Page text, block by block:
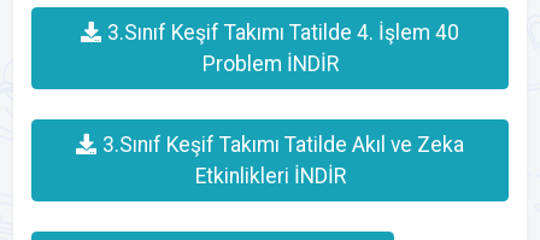
3.Sınıf Keşif Takımı Tatilde 4. İşlem 40
Problem İNDİR
3.Sınıf Keşif Takımı Tatilde Akıl ve Zeka
Etkinlikleri İNDİR